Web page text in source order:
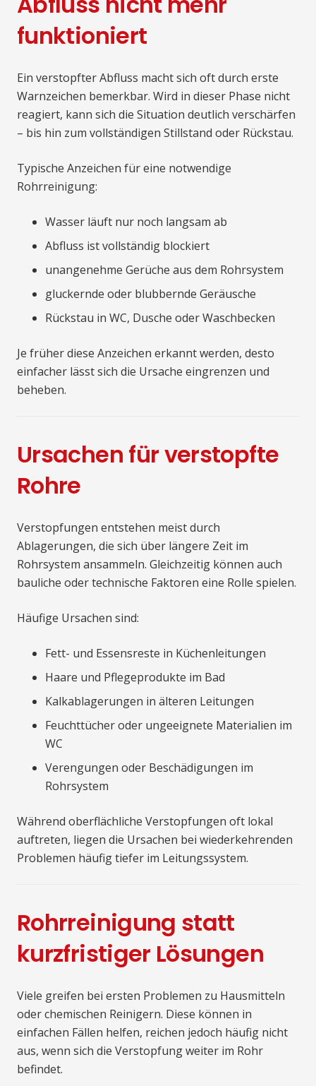
funktioniert
Ein verstopfter Abfluss macht sich oft durch erste
Warnzeichen bemerkbar. Wird in dieser Phase nicht
reagiert, kann sich die Situation deutlich verschärfen
– bis hin zum vollständigen Stillstand oder Rückstau.
Typische Anzeichen für eine notwendige
Rohrreinigung:
Wasser läuft nur noch langsam ab
Abfluss ist vollständig blockiert
unangenehme Gerüche aus dem Rohrsystem
gluckernde oder blubbernde Geräusche
Rückstau in WC, Dusche oder Waschbecken
Je früher diese Anzeichen erkannt werden, desto
einfacher lässt sich die Ursache eingrenzen und
beheben.
Ursachen für verstopfte
Rohre
Verstopfungen entstehen meist durch
Ablagerungen, die sich über längere Zeit im
Rohrsystem ansammeln. Gleichzeitig können auch
bauliche oder technische Faktoren eine Rolle spielen.
Häufige Ursachen sind:
Fett- und Essensreste in Küchenleitungen
Haare und Pflegeprodukte im Bad
Kalkablagerungen in älteren Leitungen
Feuchttücher oder ungeeignete Materialien im
WC
Verengungen oder Beschädigungen im
Rohrsystem
Während oberflächliche Verstopfungen oft lokal
auftreten, liegen die Ursachen bei wiederkehrenden
Problemen häufig tiefer im Leitungssystem.
Rohrreinigung statt
kurzfristiger Lösungen
Viele greifen bei ersten Problemen zu Hausmitteln
oder chemischen Reinigern. Diese können in
einfachen Fällen helfen, reichen jedoch häufig nicht
aus, wenn sich die Verstopfung weiter im Rohr
befindet.